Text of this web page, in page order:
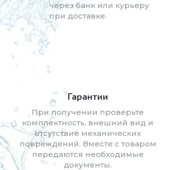
через банк или курьеру
при доставке.
Гарантии
При получении проверьте
комплектность, внешний вид и
отсутствие механических
повреждений. Вместе с товаром
передаются необходимые
документы.